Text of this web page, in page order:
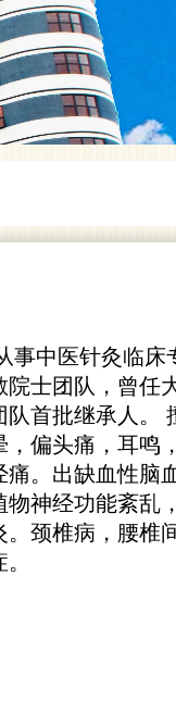
事中医针灸临床
院士团队，曾任
首批继承人。
，偏头痛，耳鸣
痛。出缺血性脑
物神经功能紊乱
。颈椎病，腰椎